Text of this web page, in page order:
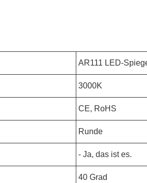
AR111 LED-
3000K
CE, RoHS
Runde
- Ja, das ist es.
40 Grad